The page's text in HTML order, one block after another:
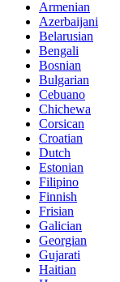
Armenian
Azerbaijani
Belarusian
Bengali
Bosnian
Bulgarian
Cebuano
Chichewa
Corsican
Croatian
Dutch
Estonian
Filipino
Finnish
Frisian
Galician
Georgian
Gujarati
Haitian